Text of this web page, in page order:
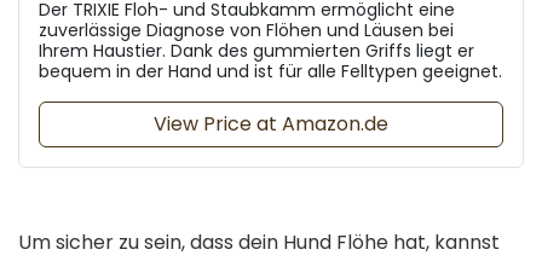
Der TRIXIE Floh- und Staubkamm ermöglicht eine
zuverlässige Diagnose von Flöhen und Läusen bei
Ihrem Haustier. Dank des gummierten Griffs liegt er
bequem in der Hand und ist für alle Felltypen geeignet.
View Price at Amazon.de
Um sicher zu sein, dass dein Hund Flöhe hat, kannst